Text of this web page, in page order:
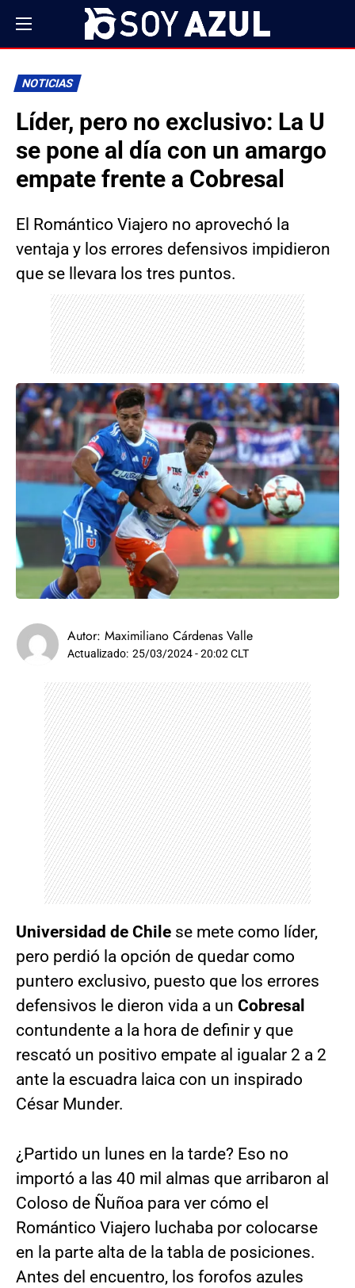
NOTICIAS
Líder, pero no exclusivo: La U
se pone al día con un amargo
empate frente a Cobresal
El Romántico Viajero no aprovechó la
ventaja y los errores defensivos impidieron
que se llevara los tres puntos.
Autor: Maximiliano Cárdenas Valle
Actualizado: 25/03/2024 - 20:02 CLT
Universidad de Chile se mete como líder,
pero perdió la opción de quedar como
puntero exclusivo, puesto que los errores
defensivos le dieron vida a un Cobresal
contundente a la hora de definir y que
rescató un positivo empate al igualar 2 a 2
ante la escuadra laica con un inspirado
César Munder.
¿Partido un lunes en la tarde? Eso no
importó a las 40 mil almas que arribaron al
Coloso de Ñuñoa para ver cómo el
Romántico Viajero luchaba por colocarse
en la parte alta de la tabla de posiciones.
Antes del encuentro, los forofos azules